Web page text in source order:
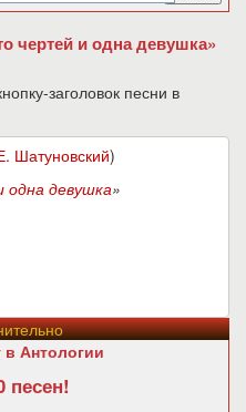
чертей и одна девушка»
заголовок песни в
Шатуновский)
девушка»
в Антологии
песен!